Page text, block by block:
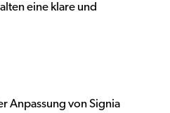
eine klare und
Anpassung von Signia